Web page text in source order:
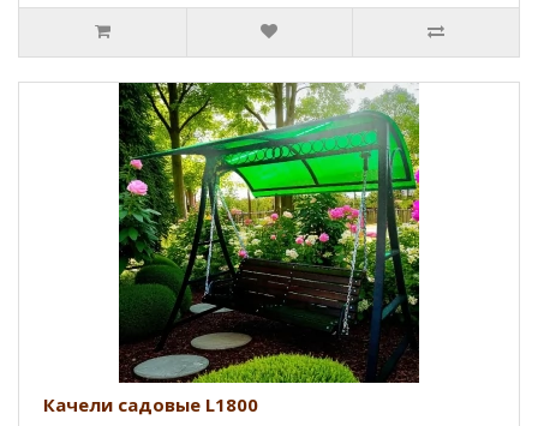
Качели садовые L1800